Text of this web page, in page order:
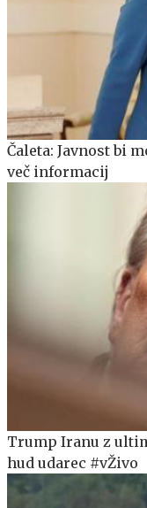
Čaleta: Javnost bi
več informacij
Trump Iranu z
hud udarec #vŽivo